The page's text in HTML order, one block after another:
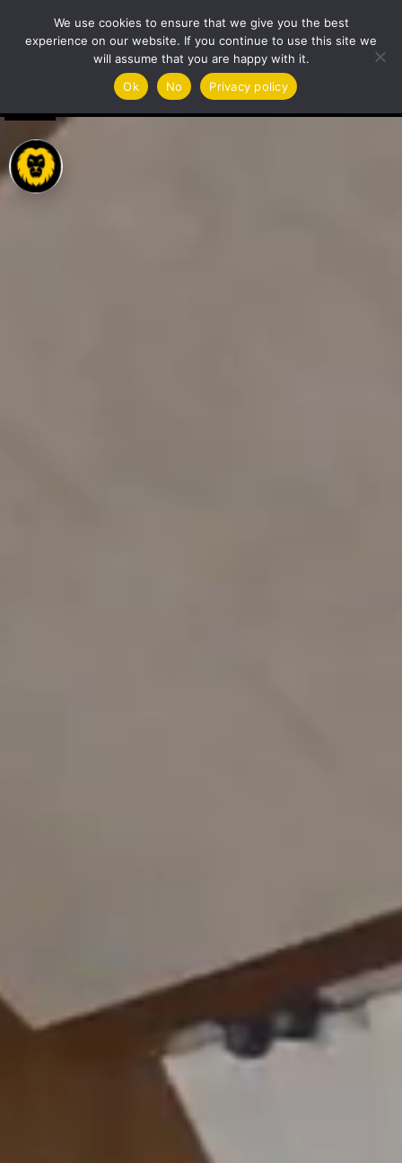
الفيديو
We use cookies to ensure that we give you the best
experience on our website. If you continue to use this site we
will assume that you are happy with it.
Ok
No Privacy policy